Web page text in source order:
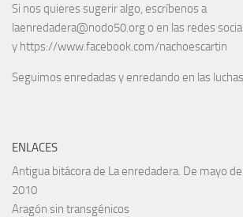
Si nos quieres sugerir algo, escríbenos a
laenredadera@nodo50.org o en las redes
y https://www.facebook.com/nachoescartin
Seguimos enredadas y enredando en las
ENLACES
Antigua bitácora de La enredadera. De mayo
2010
Aragón sin transgénicos